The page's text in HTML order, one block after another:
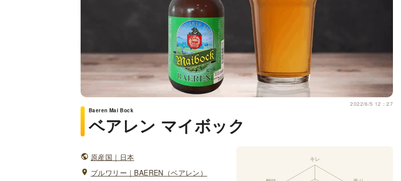
2022/6/5 12：27
Baeren Mai Bock
ベアレン マイボック
原産国｜日本
ブルワリー｜BAEREN（ベアレン）